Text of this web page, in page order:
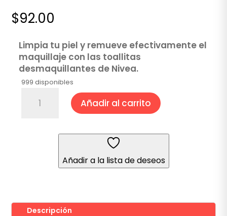
$92.00
Limpia tu piel y remueve efectivamente el
maquillaje con las toallitas
desmaquillantes de Nivea.
999 disponibles
Desmaquillantes Añadir al carrito
Añadir a la lista de deseos
Descripción